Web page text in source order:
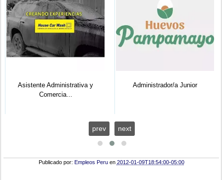
Asistente Administrativa y
Comercia...
Administrador/a Junior
prev next
Publicado por: Empleos Peru en 2012-01-09T18:54:00-05:00